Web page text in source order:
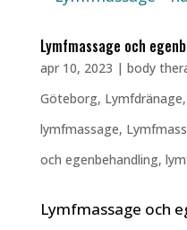
Lymfmassage och
apr 10, 2023 | body
Göteborg, Lymfdränage,
lymfmassage,
och egenbehandling,
Lymfmassage och